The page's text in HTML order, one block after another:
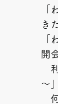
「
き
「
開
利
～」
何